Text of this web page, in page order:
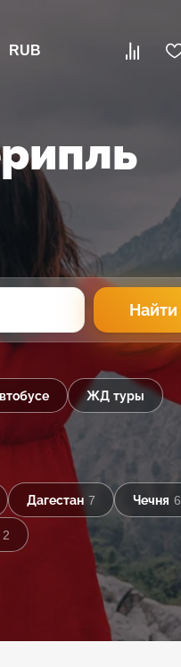
RUB
Найти
ЖД туры
Дагестан 7 Чечня 6
2